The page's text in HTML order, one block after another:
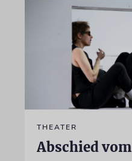
THEATER
Abschied